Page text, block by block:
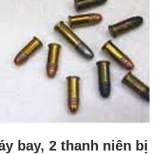
bay, 2 thanh niên bị